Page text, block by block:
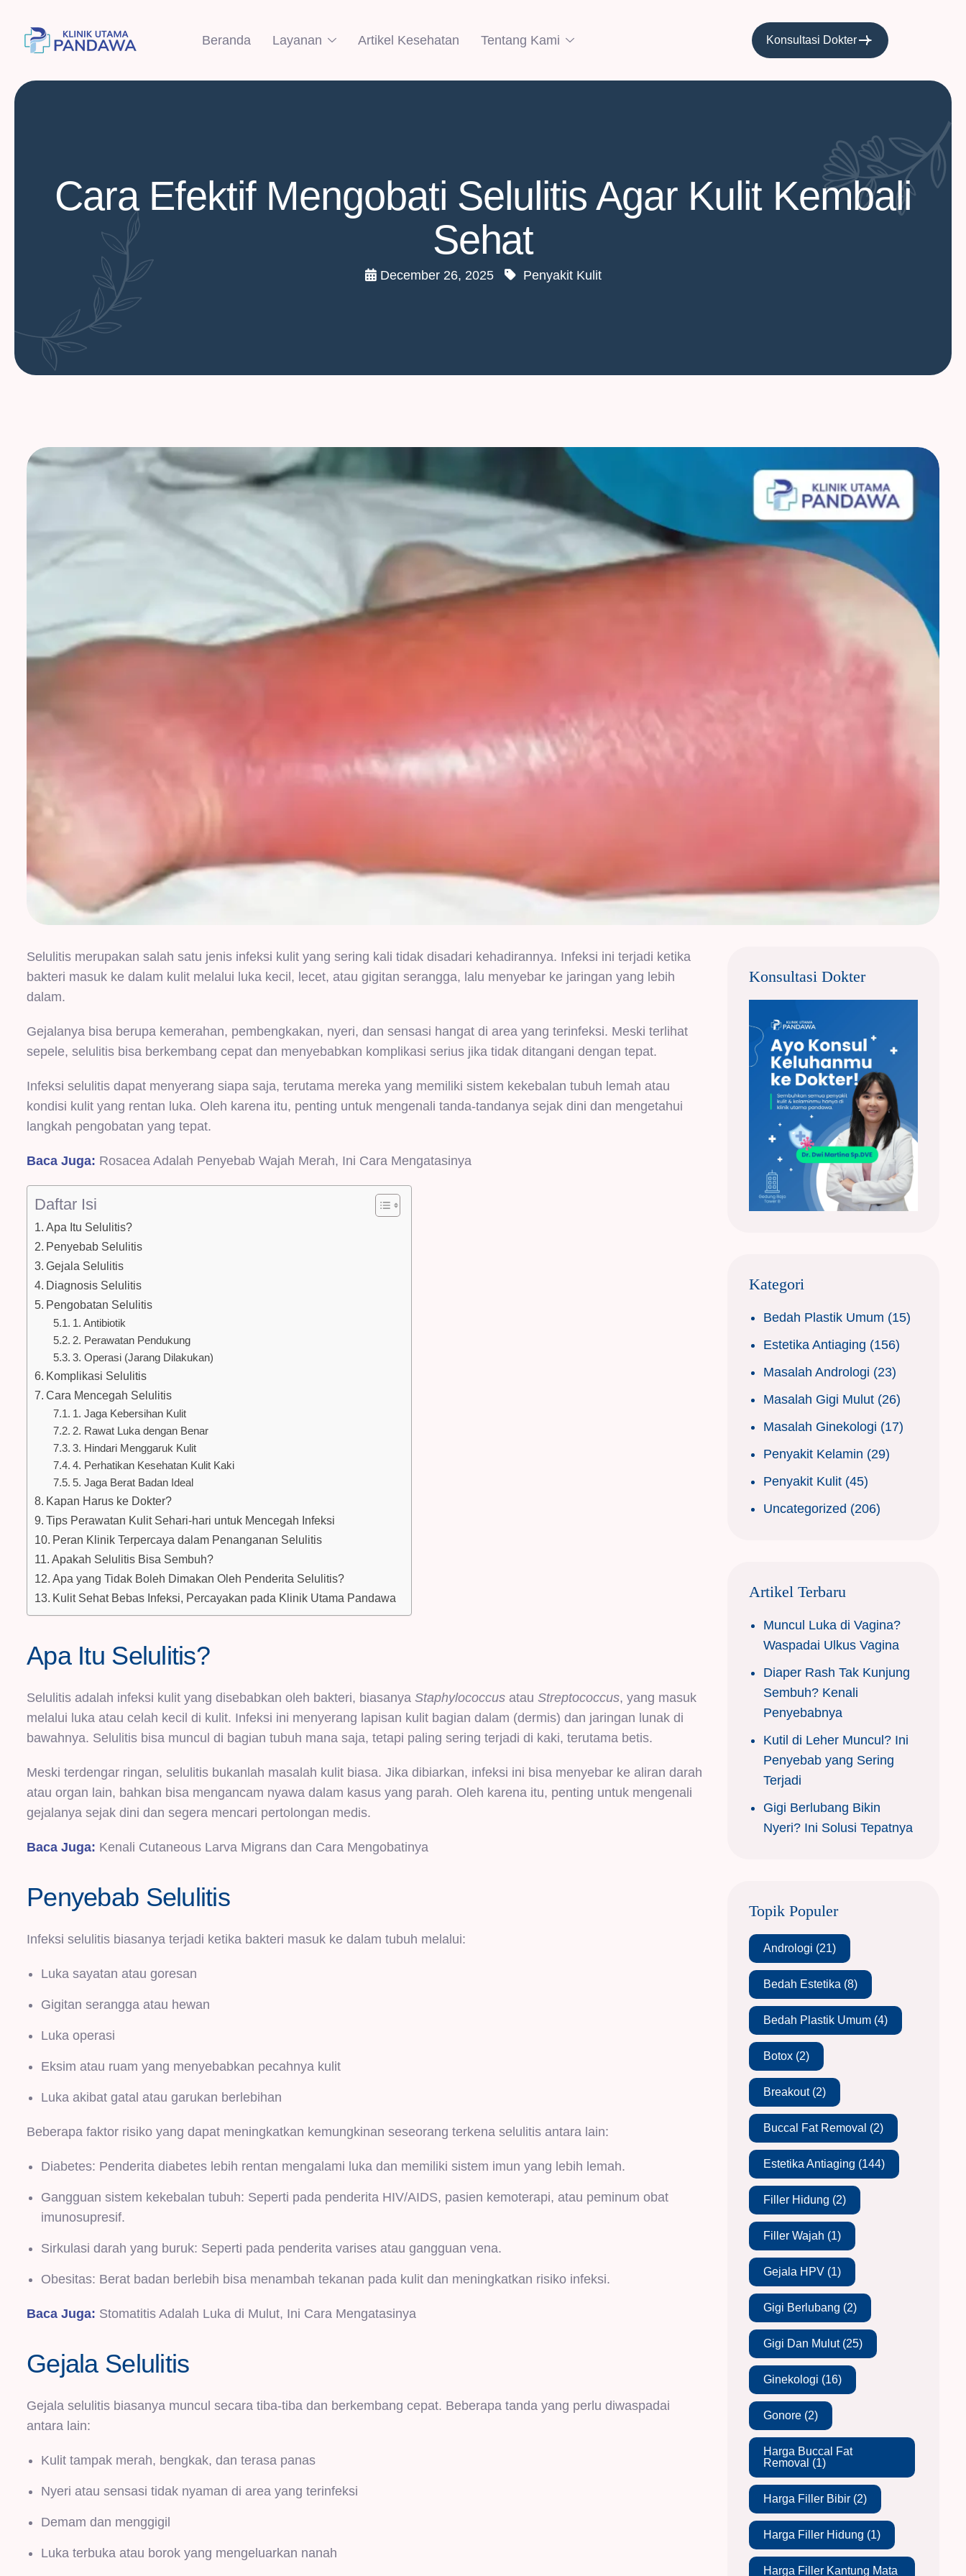
Beranda Layanan Artikel Kesehatan Tentang Kami Konsultasi Dokter
Cara Efektif Mengobati Selulitis Agar Kulit Kembali
Sehat
December 26, 2025 Penyakit Kulit
Selulitis merupakan salah satu jenis infeksi kulit yang sering kali tidak disadari kehadirannya. Infeksi ini terjadi ketika
bakteri masuk ke dalam kulit melalui luka kecil, lecet, atau gigitan serangga, lalu menyebar ke jaringan yang lebih
dalam.
Gejalanya bisa berupa kemerahan, pembengkakan, nyeri, dan sensasi hangat di area yang terinfeksi. Meski terlihat
sepele, selulitis bisa berkembang cepat dan menyebabkan komplikasi serius jika tidak ditangani dengan tepat.
Infeksi selulitis dapat menyerang siapa saja, terutama mereka yang memiliki sistem kekebalan tubuh lemah atau
kondisi kulit yang rentan luka. Oleh karena itu, penting untuk mengenali tanda-tandanya sejak dini dan mengetahui
langkah pengobatan yang tepat.
Baca Juga: Rosacea Adalah Penyebab Wajah Merah, Ini Cara Mengatasinya
Daftar Isi
Apa Itu Selulitis?
Penyebab Selulitis
Gejala Selulitis
Diagnosis Selulitis
Pengobatan Selulitis
1. Antibiotik
2. Perawatan Pendukung
3. Operasi (Jarang Dilakukan)
Komplikasi Selulitis
Cara Mencegah Selulitis
1. Jaga Kebersihan Kulit
2. Rawat Luka dengan Benar
3. Hindari Menggaruk Kulit
4. Perhatikan Kesehatan Kulit Kaki
5. Jaga Berat Badan Ideal
Kapan Harus ke Dokter?
Tips Perawatan Kulit Sehari-hari untuk Mencegah Infeksi
Peran Klinik Terpercaya dalam Penanganan Selulitis
Apakah Selulitis Bisa Sembuh?
Apa yang Tidak Boleh Dimakan Oleh Penderita Selulitis?
Kulit Sehat Bebas Infeksi, Percayakan pada Klinik Utama Pandawa
Apa Itu Selulitis?
Selulitis adalah infeksi kulit yang disebabkan oleh bakteri, biasanya Staphylococcus atau Streptococcus, yang masuk
melalui luka atau celah kecil di kulit. Infeksi ini menyerang lapisan kulit bagian dalam (dermis) dan jaringan lunak di
bawahnya. Selulitis bisa muncul di bagian tubuh mana saja, tetapi paling sering terjadi di kaki, terutama betis.
Meski terdengar ringan, selulitis bukanlah masalah kulit biasa. Jika dibiarkan, infeksi ini bisa menyebar ke aliran darah
atau organ lain, bahkan bisa mengancam nyawa dalam kasus yang parah. Oleh karena itu, penting untuk mengenali
gejalanya sejak dini dan segera mencari pertolongan medis.
Baca Juga: Kenali Cutaneous Larva Migrans dan Cara Mengobatinya
Penyebab Selulitis
Infeksi selulitis biasanya terjadi ketika bakteri masuk ke dalam tubuh melalui:
Luka sayatan atau goresan
Gigitan serangga atau hewan
Luka operasi
Eksim atau ruam yang menyebabkan pecahnya kulit
Luka akibat gatal atau garukan berlebihan
Beberapa faktor risiko yang dapat meningkatkan kemungkinan seseorang terkena selulitis antara lain:
Diabetes: Penderita diabetes lebih rentan mengalami luka dan memiliki sistem imun yang lebih lemah.
Gangguan sistem kekebalan tubuh: Seperti pada penderita HIV/AIDS, pasien kemoterapi, atau peminum obat
imunosupresif.
Sirkulasi darah yang buruk: Seperti pada penderita varises atau gangguan vena.
Obesitas: Berat badan berlebih bisa menambah tekanan pada kulit dan meningkatkan risiko infeksi.
Baca Juga: Stomatitis Adalah Luka di Mulut, Ini Cara Mengatasinya
Gejala Selulitis
Gejala selulitis biasanya muncul secara tiba-tiba dan berkembang cepat. Beberapa tanda yang perlu diwaspadai
antara lain:
Kulit tampak merah, bengkak, dan terasa panas
Nyeri atau sensasi tidak nyaman di area yang terinfeksi
Demam dan menggigil
Luka terbuka atau borok yang mengeluarkan nanah
Konsultasi Dokter
Kategori
Bedah Plastik Umum (15)
Estetika Antiaging (156)
Masalah Andrologi (23)
Masalah Gigi Mulut (26)
Masalah Ginekologi (17)
Penyakit Kelamin (29)
Penyakit Kulit (45)
Uncategorized (206)
Artikel Terbaru
Muncul Luka di Vagina?
Waspadai Ulkus Vagina
Diaper Rash Tak Kunjung
Sembuh? Kenali
Penyebabnya
Kutil di Leher Muncul? Ini
Penyebab yang Sering
Terjadi
Gigi Berlubang Bikin
Nyeri? Ini Solusi Tepatnya
Topik Populer
Andrologi (21)
Bedah Estetika (8)
Bedah Plastik Umum (4)
Botox (2)
Breakout(2)
Buccal Fat Removal (2)
Estetika Antiaging (144)
Filler Hidung (2)
Filler Wajah (1)
Gejala HPV (1)
Gigi Berlubang (2)
Gigi Dan Mulut(25)
Ginekologi (16)
Gonore (2)
Harga Buccal Fat
Removal (1)
Harga Filler Bibir (2)
Harga Filler Hidung (1)
Harga Filler Kantung Mata